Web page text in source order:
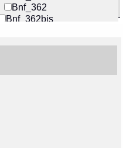
Bnf_362
Bnf_362bis
Docs_México